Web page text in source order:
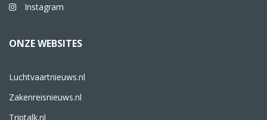
Instagram
ONZE WEBSITES
Luchtvaartnieuws.nl
Zakenreisnieuws.nl
Triptalk.nl